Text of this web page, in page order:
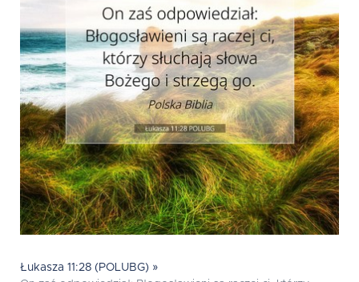
Łukasza 11:28 (POLUBG) »